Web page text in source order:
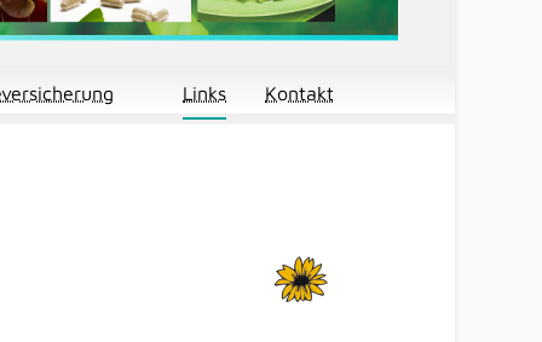
Links Kontakt